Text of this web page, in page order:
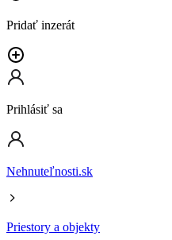
Pridať inzerát
Prihlásiť sa
Nehnuteľnosti.sk
Priestory a objekty